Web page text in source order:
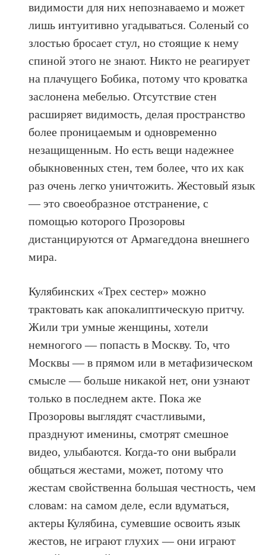
видимости для них непознаваемо и может
лишь интуитивно угадываться. Соленый со
злостью бросает стул, но стоящие к нему
спиной этого не знают. Никто не реагирует
на плачущего Бобика, потому что кроватка
заслонена мебелью. Отсутствие стен
расширяет видимость, делая пространство
более проницаемым и одновременно
незащищенным. Но есть вещи надежнее
обыкновенных стен, тем более, что их как
раз очень легко уничтожить. Жестовый язык
— это своеобразное отстранение, с
помощью которого Прозоровы
дистанцируются от Армагеддона внешнего
мира.
Кулябинских «Трех сестер» можно
трактовать как апокалиптическую притчу.
Жили три умные женщины, хотели
немногого — попасть в Москву. То, что
Москвы — в прямом или в метафизическом
смысле — больше никакой нет, они узнают
только в последнем акте. Пока же
Прозоровы выглядят счастливыми,
празднуют именины, смотрят смешное
видео, улыбаются. Когда-то они выбрали
общаться жестами, может, потому что
жестам свойственна большая честность, чем
словам: на самом деле, если вдуматься,
актеры Кулябина, сумевшие освоить язык
жестов, не играют глухих — они играют